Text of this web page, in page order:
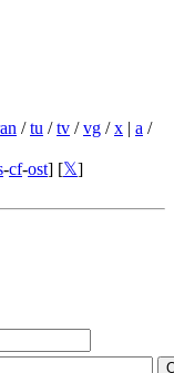
/tu /tv /vg /x | a /
-cf-ost] [𝕏]